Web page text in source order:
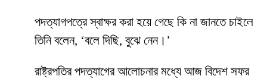
পদত্যাগপত্রে স্বাক্ষর করা হয়ে গেছে কি না জানতে চাইলে
তিনি বলেন, ‘বলে দিছি, বুঝে নেন।’
রাষ্ট্রপতির পদত্যাগের আলোচনার মধ্যে আজ বিদেশ সফর